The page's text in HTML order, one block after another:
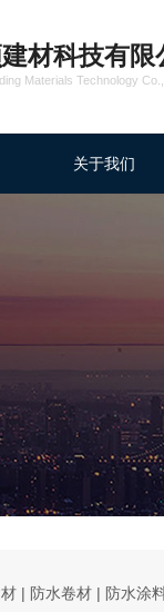
Materials Technology
材科技有限
关于我们
| 防水卷材 | 防水涂